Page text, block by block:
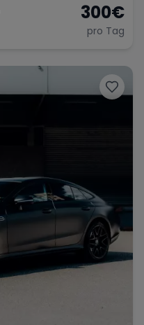
Maserati300€
pro Tag